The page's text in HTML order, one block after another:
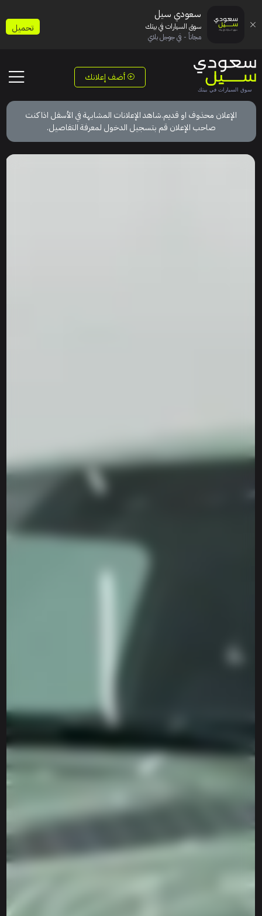
أضف إعلانك
الإعلان محذوف او قديم.شاهد الإعلانات المشابهة في الأسفل اذا كنت
صاحب الإعلان قم بتسجيل الدخول لمعرفة التفاصيل.
سعودي سيل
سوق السيارات في بيتك
مجاناً - في جوجل بلاي
تحميل